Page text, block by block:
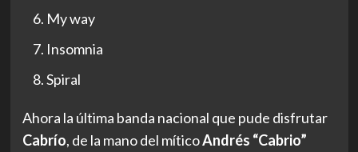
My way
Insomnia
Spiral
Ahora la última banda nacional que pude disfrutar
Cabrío, de la mano del míticoAndrés “Cabrio”